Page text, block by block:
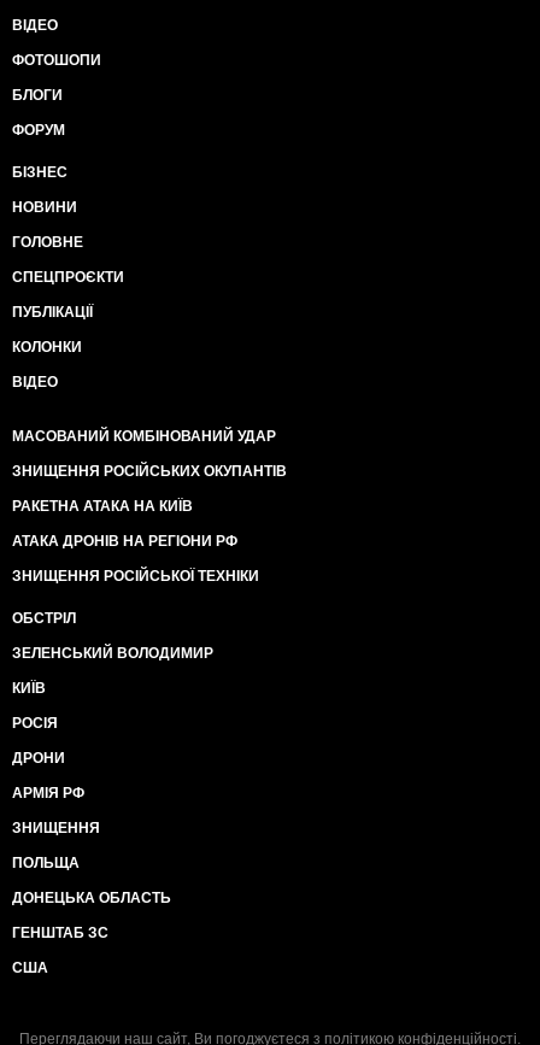
ВІДЕО
ФОТОШОПИ
БЛОГИ
ФОРУМ
БІЗНЕС
НОВИНИ
ГОЛОВНЕ
СПЕЦПРОЄКТИ
ПУБЛІКАЦІЇ
КОЛОНКИ
ВІДЕО
МАСОВАНИЙ КОМБІНОВАНИЙ УДАР
ЗНИЩЕННЯ РОСІЙСЬКИХ ОКУПАНТІВ
РАКЕТНА АТАКА НА КИЇВ
АТАКА ДРОНІВ НА РЕГІОНИ РФ
ЗНИЩЕННЯ РОСІЙСЬКОЇ ТЕХНІКИ
ОБСТРІЛ
ЗЕЛЕНСЬКИЙ ВОЛОДИМИР
КИЇВ
РОСІЯ
ДРОНИ
АРМІЯ РФ
ЗНИЩЕННЯ
ПОЛЬЩА
ДОНЕЦЬКА ОБЛАСТЬ
ГЕНШТАБ ЗС
США
Переглядаючи наш сайт, Ви погоджуєтеся з політикою конфіденційності.